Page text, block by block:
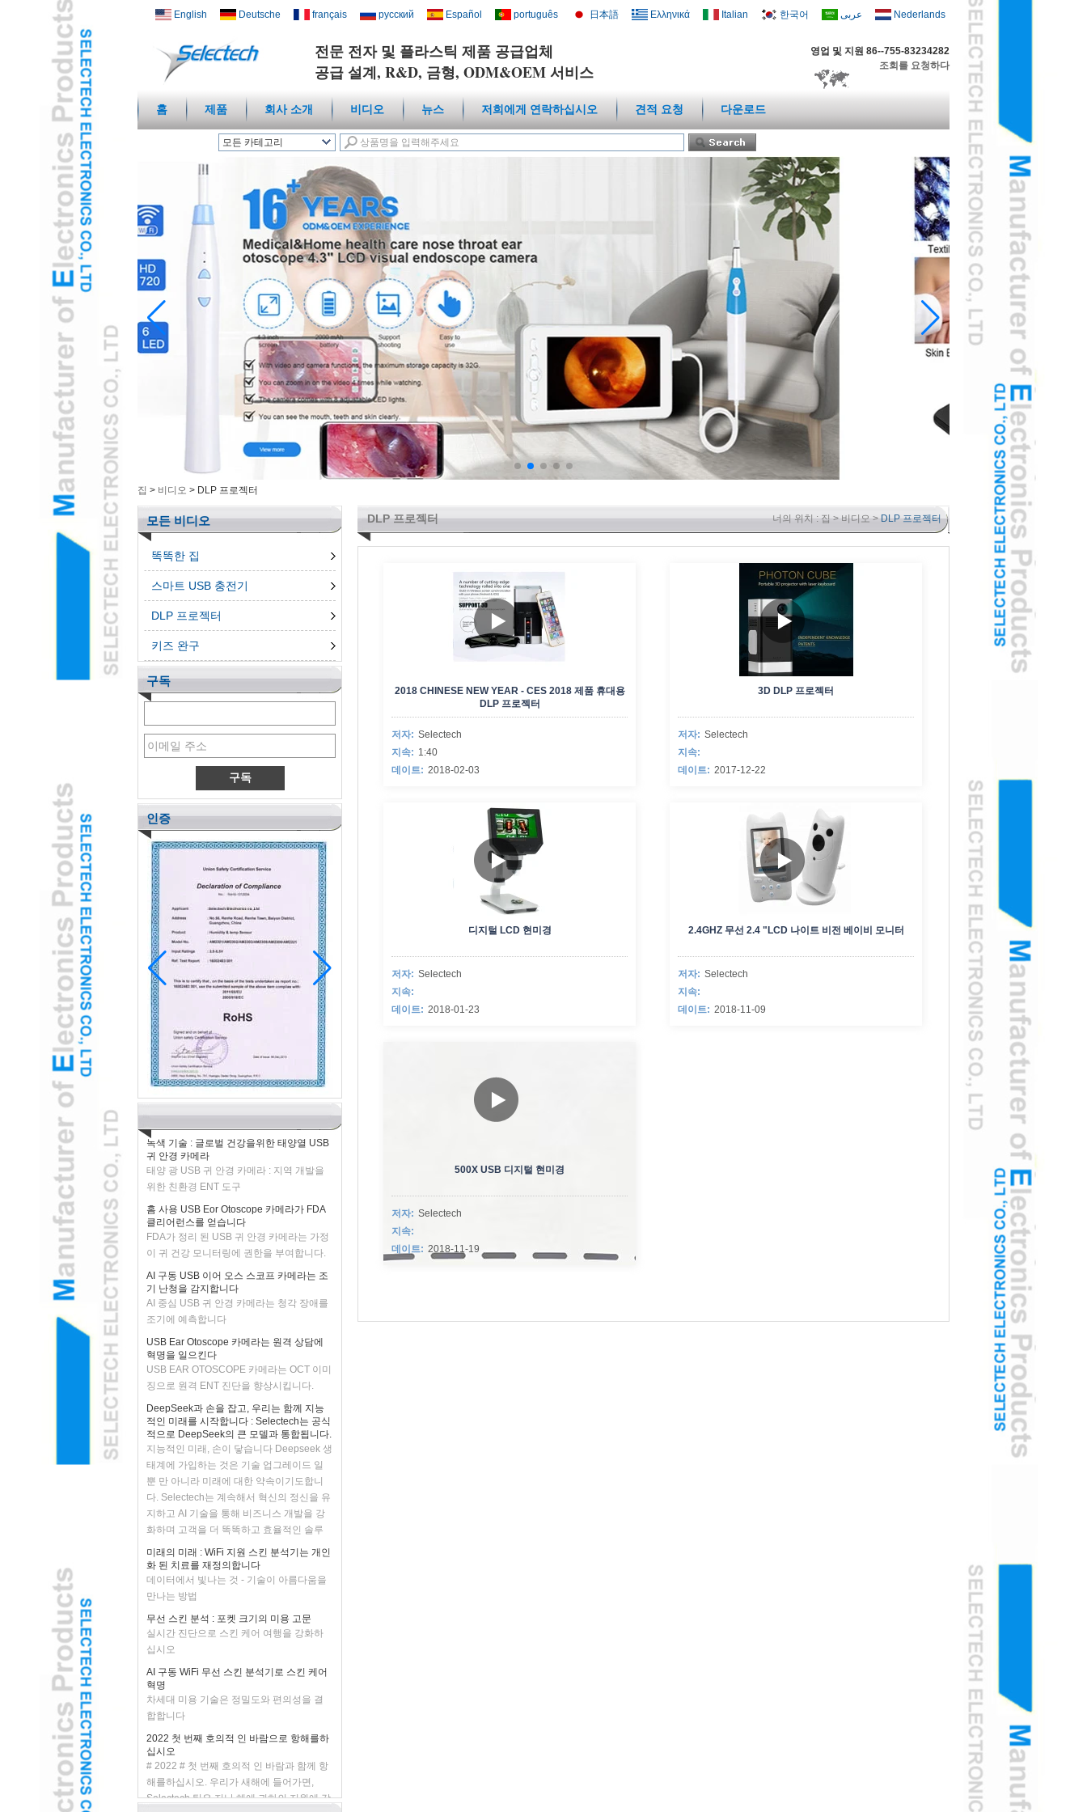
전문 전자 및 플라스틱 제품 공급업체
공급 설계, R&D, 금형, ODM&OEM 서비스
영업 및 지원 86--755-83234282
조회를 요청하다
English Deutsche français русский Español português 日本語 Ελληνικά Italian 한국어 عربى Nederlands
홈 제품 회사 소개 비디오 뉴스 저희에게 연락하십시오 견적 요청 다운로드
모든 카테고리
USB 충전기 및 네트워크
멀티 미디어 / 월 플레이
온도 습도 센서L
디지털 현미경 / 내시경L
여행 어댑터L
USB3.0 허브L
건강 / 화장품 캠 & 아이
지능형 전자 제품L
측정 공구L
그룹 해제 된 제품L
3D 펜L
집 > 비디오 > DLP 프로젝터
모든 비디오
똑똑한 집
스마트 USB 충전기
DLP 프로젝터
키즈 완구
구독
인증
소아 ENT는 아동 불안을 줄이기 위해 게임
화 된 USB EAR OTOSCOPE 카메라를 채
택합니다.
H2 "AR-강화 된 USB 이어 오스 스코프 카
메라는 소아 검사를 변형시킵니다
녹색 기술 : 글로벌 건강을위한 태양열 USB
귀 안경 카메라
태양 광 USB 귀 안경 카메라 : 지역 개발을
위한 친환경 ENT 도구
클리어런스를 얻습니다
FDA가 정리 된 USB 귀 안경 카메라는 가정
이 귀 건강 모니터링에 권한을 부여합니다.
기 난청을 감지합니다
AI 중심 USB 귀 안경 카메라는 청각 장애를
조기에 예측합니다
혁명을 일으킨다
USB EAR OTOSCOPE 카메라는 OCT 이미
징으로 원격 ENT 진단을 향상시킵니다.
적인 미래를 시작합니다 : Selectech는 공식
적으로 DeepSeek의 큰 모델과 통합됩니다.
지능적인 미래, 손이 닿습니다 Deepseek 생
태계에 가입하는 것은 기술 업그레이드 일
뿐 만 아니라 미래에 대한 약속이기도합니
다. Selectech는 계속해서 혁신의 정신을 유
지하고 AI 기술을 통해 비즈니스 개발을 강
화하며 고객을 더 똑똑하고 효율적인 솔루
션을 제공 할 것입니다. DeepSeek과 손을
잡고 지능적인 미래를 풀고 무한한 가능성
을 함께 만들어 보자!
화 된 치료를 재정의합니다
데이터에서 빛나는 것 - 기술이 아름다움을
만나는 방법
실시간 진단으로 스킨 케어 여행을 강화하
십시오
혁명
차세대 미용 기술은 정밀도와 편의성을 결
합합니다
십시오
# 2022 # 첫 번째 호의적 인 바람과 함께 항
해를하십시오. 우리가 새해에 들어가면,
Selectech 팀은 지난 해에 귀하의 지원에 감
사 드리며 고객에게 제공하는 제...
DLP 프로젝터 너의 위치 :집>비디오>DLP 프로젝터
2018 CHINESE NEW YEAR - CES 2018 제품 휴대용
DLP 프로젝터
저자: Selectech
지속: 1:40
데이트: 2018-02-03
3D DLP 프로젝터
저자: Selectech
지속:
데이트: 2017-12-22
디지털 LCD 현미경
저자: Selectech
지속:
데이트: 2018-01-23
2.4GHZ 무선 2.4 "LCD 나이트 비전 베이비 모니터
저자: Selectech
지속:
데이트: 2018-11-09
500X USB 디지털 현미경
저자: Selectech
지속:
데이트: 2018-11-19